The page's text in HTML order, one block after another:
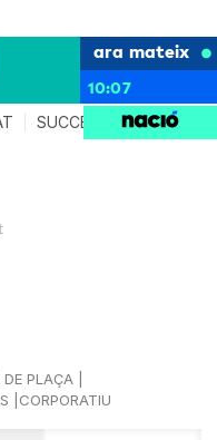
ara mateix
10:07
SUCCESSOS AGENDA
PLAÇA
CORPORATIU